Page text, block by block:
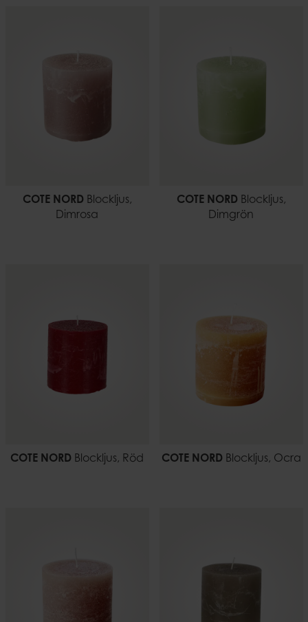
COTE NORD Blockljus,
Dimrosa
COTE NORD Blockljus,
Dimgrön
COTE NORD Blockljus, Röd COTE NORD Blockljus, Ocra